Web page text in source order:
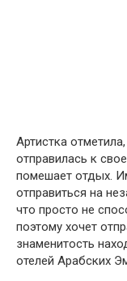
Артистка
отправилась к
помешает отдых.
отправиться на
что просто не
поэтому хочет
знаменитость
отелей Арабских